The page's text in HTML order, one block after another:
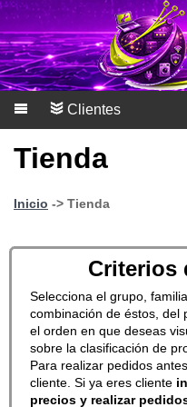
Clientes
Tienda
Inicio -> Tienda
Criterios
Selecciona el grupo,
combinación de éstos, del
el orden en que deseas
sobre la clasificación de
Para realizar pedidos
cliente. Si ya eres cliente
precios y realizar